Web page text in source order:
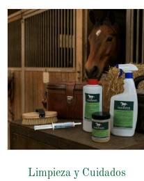
Limpieza y Cuidados